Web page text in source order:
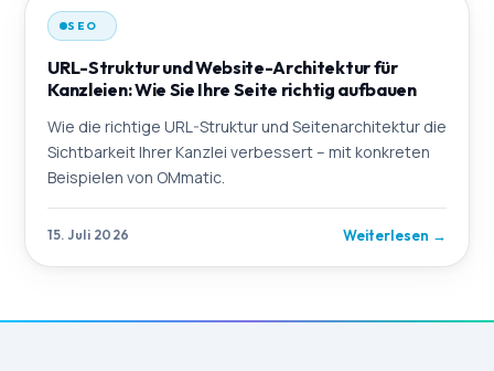
SEO
URL-Struktur und Website-Architektur für
Kanzleien: Wie Sie Ihre Seite richtig aufbauen
Wie die richtige URL-Struktur und Seitenarchitektur die
Sichtbarkeit Ihrer Kanzlei verbessert – mit konkreten
Beispielen von OMmatic.
15. Juli 2026 Weiterlesen →